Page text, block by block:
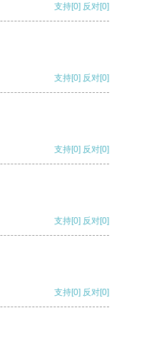
支持[0] 反对[0]
支持[0] 反对[0]
支持[0] 反对[0]
支持[0] 反对[0]
支持[0] 反对[0]